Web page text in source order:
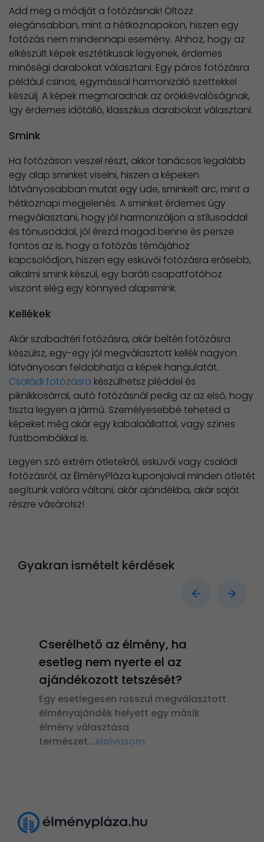
Add meg a módját a fotózásnak! Öltözz
elegánsabban, mint a hétköznapokon, hiszen egy
fotózás nem mindennapi esemény. Ahhoz, hogy az
elkészült képek esztétikusak legyenek, érdemes
minőségi darabokat választani. Egy páros fotózásra
például csinos, egymással harmonizáló szettekkel
készülj. A képek megmaradnak az örökkévalóságnak,
így érdemes időtálló, klasszikus darabokat választani.
Smink
Ha fotózáson veszel részt, akkor tanácsos legalább
egy alap sminket viselni, hiszen a képeken
látványosabban mutat egy üde, sminkelt arc, mint a
hétköznapi megjelenés. A sminket érdemes úgy
megválasztani, hogy jól harmonizáljon a stílusoddal
és tónusoddal, jól érezd magad benne és persze
fontos az is, hogy a fotózás témájához
kapcsolódjon, hiszen egy esküvői fotózásra erősebb,
alkalmi smink készül, egy baráti csapatfotóhoz
viszont elég egy könnyed alapsmink.
Kellékek
Akár szabadtéri fotózásra, akár beltéri fotózásra
készülsz, egy-egy jól megválasztott kellék nagyon
látványosan feldobhatja a képek hangulatát.
Családi fotózásra készülhetsz pléddel és
piknikkosárral, autó fotózásnál pedig az az első, hogy
tiszta legyen a jármű. Személyesebbé teheted a
képeket még akár egy kabalaállattal, vagy színes
füstbombákkal is.
Legyen szó extrém ötletekről, esküvői vagy családi
fotózásról, az ÉlményPláza kuponjaival minden ötletét
segítünk valóra váltani, akár ajándékba, akár saját
részre vásárolsz!
Gyakran ismételt kérdések
Cserélhető az élmény, ha
esetleg nem nyerte el az
ajándékozott tetszését?
Egy esetlegesen rosszul megválasztott
élményajándék helyett egy másik
élmény választása
természet...elolvasom